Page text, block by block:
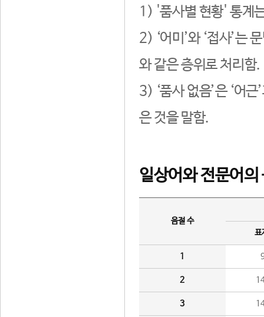
1) '품사별 현황' 통계
2) ‘어미’와 ‘접사’는
와 같은 층위로 처리함.
3) ‘품사 없음’은 ‘어
은 것을 말함.
일상어와 전문어의
음절 수
표
1
2
3